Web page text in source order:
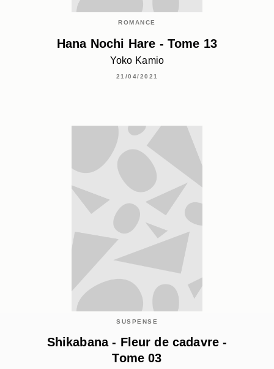
ROMANCE
Hana Nochi Hare - Tome 13
Yoko Kamio
21/04/2021
SUSPENSE
Shikabana - Fleur de cadavre -
Tome 03